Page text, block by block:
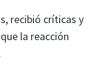
recibió críticas y
la reacción